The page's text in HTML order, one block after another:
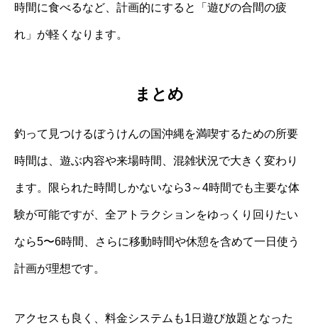
時間に食べるなど、計画的にすると「遊びの合間の疲
れ」が軽くなります。
まとめ
釣って見つけるぼうけんの国沖縄を満喫するための所要
時間は、遊ぶ内容や来場時間、混雑状況で大きく変わり
ます。限られた時間しかないなら3～4時間でも主要な体
験が可能ですが、全アトラクションをゆっくり回りたい
なら5〜6時間、さらに移動時間や休憩を含めて一日使う
計画が理想です。
アクセスも良く、料金システムも1日遊び放題となった